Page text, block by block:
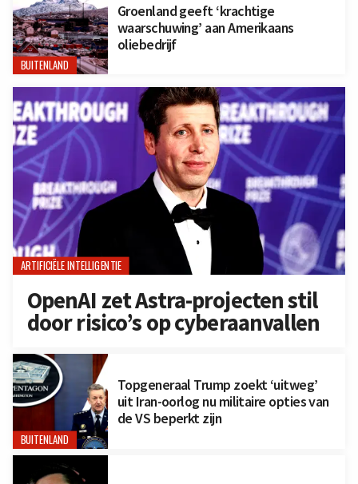
BUITENLAND
Groenland geeft ‘krachtige
waarschuwing’ aan Amerikaans
oliebedrijf
ARTIFICIËLE INTELLIGENTIE
OpenAI zet Astra-projecten stil
door risico’s op cyberaanvallen
BUITENLAND
Topgeneraal Trump zoekt ‘uitweg’
uit Iran-oorlog nu militaire opties van
de VS beperkt zijn